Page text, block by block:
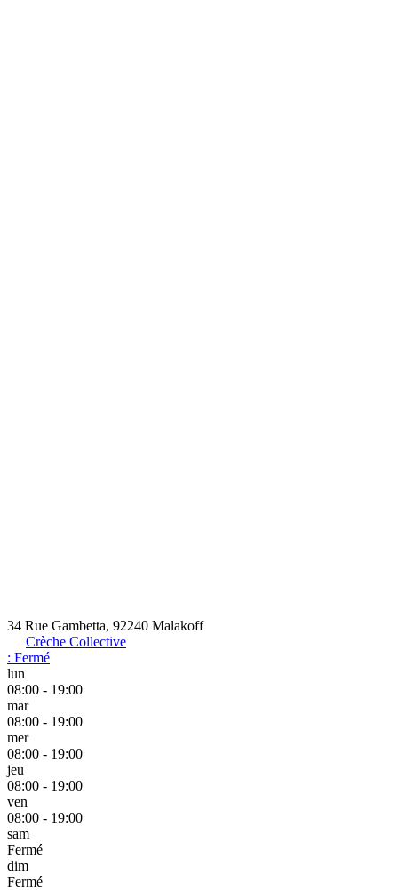
34 Rue Gambetta, 92240 Malakoff
Crèche Collective
: Fermé
lun
08:00 - 19:00
mar
08:00 - 19:00
mer
08:00 - 19:00
jeu
08:00 - 19:00
ven
08:00 - 19:00
sam
Fermé
dim
Fermé